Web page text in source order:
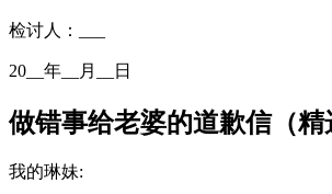
检讨人：___
20__年__月__日
做错事给老婆的道歉信（精
我的琳妹: